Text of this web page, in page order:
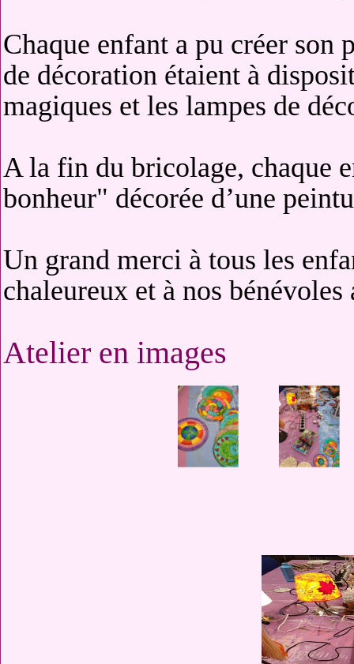
Chaque enfant a pu créer
de décoration étaient à
magiques et les lampes de
A la fin du bricolage, chaque
bonheur" décorée d’une
Un grand merci à tous les
chaleureux et à nos
Atelier en images